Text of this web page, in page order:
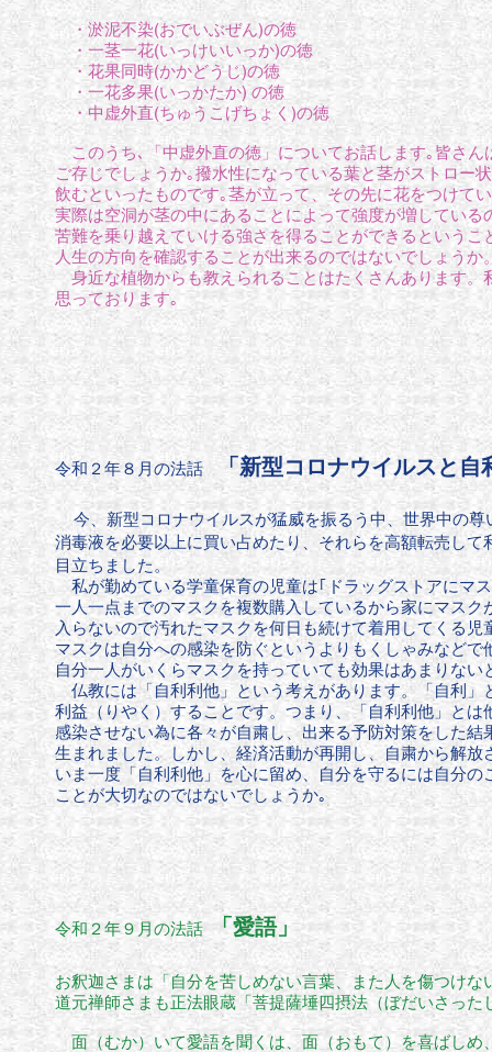
・淤泥不染(おでいぶぜん)の徳
・一茎一花(いっけいいっか)の徳
・花果同時(かかどうじ)の徳
・一花多果(いっかたか) の徳
・中虚外直(ちゅうこげちょく)の徳
このうち､「中虚外直の徳」についてお話します｡皆さん
ご存じでしょうか｡撥水性になっている葉と茎がストロー
飲むといったものです｡茎が立って、その先に花をつけて
実際は空洞が茎の中にあることによって強度が増している
苦難を乗り越えていける強さを得ることができるというこ
人生の方向を確認することが出来るのではないでしょうか
身近な植物からも教えられることはたくさんあります
思っております｡
令和２年８月の法話 「新型コロナウイルスと
今、新型コロナウイルスが猛威を振るう中、世界中の
消毒液を必要以上に買い占めたり、それらを高額転売し
目立ち ました。
私が勤めている学童保育の児童は｢ドラッグストアにマ
一人一点までのマスクを複数購入しているから家にマス
入らないので汚れたマスクを何日も続けて着用してくる児
マスクは自分への感染を防ぐというよりもくしゃみなど
自分一人がいくらマスクを持っていても効果はあまりない
仏教には「自利利他」という考えがあります。「自利
利益（りやく）することです。つまり、「自利利他」と
感染させない為に各々が自粛し、出来る予防対策をした結
生まれました。しかし、経済活動が再開し、自粛から解放
いま一度「自利利他」を心に留め、自分を守るには自分の
ことが大切なのではないでしょうか｡
令和２年９月の法話 「愛語」
お釈迦さまは「自分を苦しめない言葉、また人を傷つけ
道元禅師さまも正法眼蔵「菩提薩埵四摂法（ぼだいさった
面（むか）いて愛語を聞くは、面（おもて）を喜ばしめ